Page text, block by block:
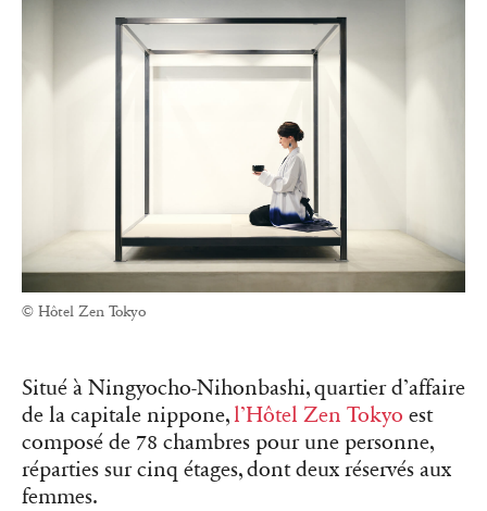
© Hôtel Zen Tokyo
Situé à Ningyocho-Nihonbashi, quartier d’affaire
de la capitale nippone,l’Hôtel Zen Tokyo est
composé de 78 chambres pour une personne,
réparties sur cinq étages, dont deux réservés aux
femmes.